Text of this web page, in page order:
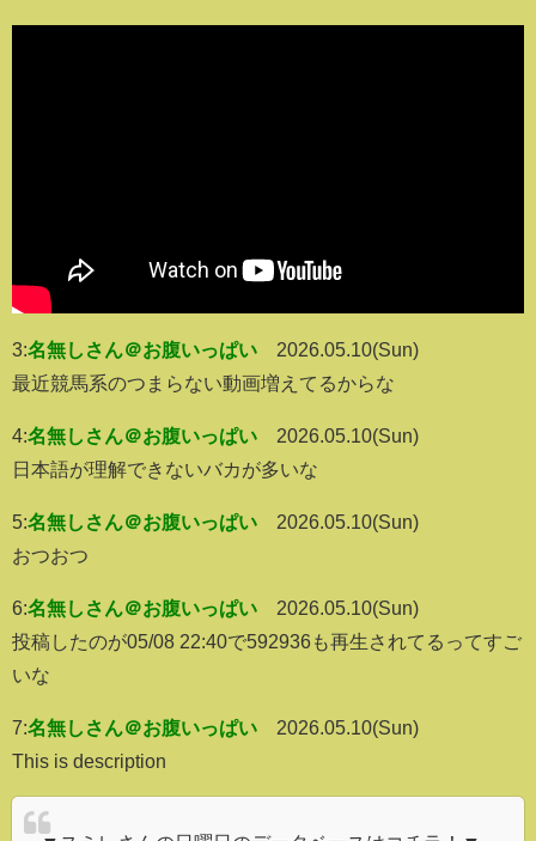
3:名無しさん＠お腹いっぱい
2026.05.10(Sun)
最近競馬系のつまらない動画増えてるからな
4:名無しさん＠お腹いっぱい
2026.05.10(Sun)
日本語が理解できないバカが多いな
5:名無しさん＠お腹いっぱい
2026.05.10(Sun)
おつおつ
6:名無しさん＠お腹いっぱい
2026.05.10(Sun)
投稿したのが05/08 22:40で592936も再生されてるってすご
いな
7:名無しさん＠お腹いっぱい
2026.05.10(Sun)
This is description